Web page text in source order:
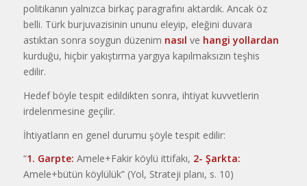
politikanın yalnızca birkaç paragrafını aktardık. Ancak öz
belli. Türk burjuvazisinin ununu eleyip, eleğini duvara
astıktan sonra soygun düzenim nasıl ve hangi yollardan
kurduğu, hiçbir yakıştırma yargıya kapılmaksızın teşhis
edilir.
Hedef böyle tespit edildikten sonra, ihtiyat kuvvetlerin
irdelenmesine geçilir.
İhtiyatların en genel durumu şöyle tespit edilir:
“1. Garpte: Amele+Fakir köylü ittifakı, 2- Şarkta:
Amele+bütün köylülük” (Yol, Strateji planı, s. 10)